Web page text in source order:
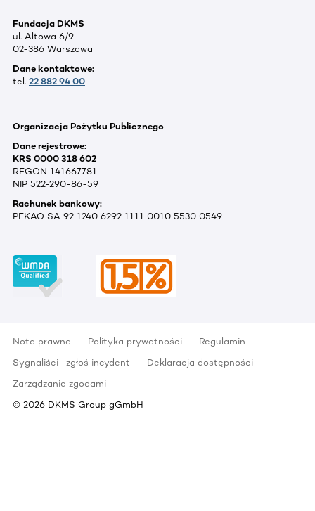
Fundacja DKMS
ul. Altowa 6/9
02-386 Warszawa
Dane kontaktowe:
tel. 22 882 94 00
Organizacja Pożytku Publicznego
Dane rejestrowe:
KRS 0000 318 602
REGON 141667781
NIP 522-290-86-59
Rachunek bankowy:
PEKAO SA 92 1240 6292 1111 0010 5530 0549
Nota prawna Polityka prywatności
Regulamin
Sygnaliści- zgłoś incydent
Deklaracja dostępności
Zarządzanie zgodami
© 2026 DKMS Group gGmbH